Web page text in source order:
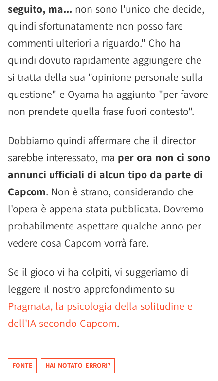
seguito, ma... non sono l'unico che decide,
quindi sfortunatamente non posso fare
commenti ulteriori a riguardo." Cho ha
quindi dovuto rapidamente aggiungere che
si tratta della sua "opinione personale sulla
questione" e Oyama ha aggiunto "per favore
non prendete quella frase fuori contesto".
Dobbiamo quindi affermare che il director
sarebbe interessato, ma per ora non ci sono
annunci ufficiali di alcun tipo da parte di
Capcom. Non è strano, considerando che
l'opera è appena stata pubblicata. Dovremo
probabilmente aspettare qualche anno per
vedere cosa Capcom vorrà fare.
Se il gioco vi ha colpiti, vi suggeriamo di
leggere il nostro approfondimento su
Pragmata, la psicologia della solitudine e
dell'IA secondo Capcom.
FONTE HAI NOTATO ERRORI?